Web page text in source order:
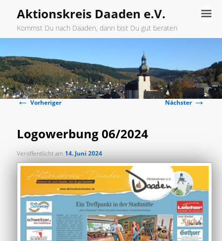
Aktionskreis Daaden e.V.
Kommst Du nach Daaden, dann bist Du gut beraten
primären
Inhalt
Beitragsnavigation
←Vorheriger Nächster→
Logowerbung 06/2024
Veröffentlicht am14. Juni 2024